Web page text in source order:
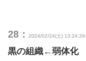
28： 2024/02/24(土)
黒の組織←弱体化